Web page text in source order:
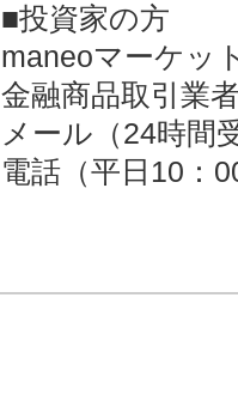
■投資家の方
maneoマーケッ
金融商品取引業
メール（24時間
電話（平日10：